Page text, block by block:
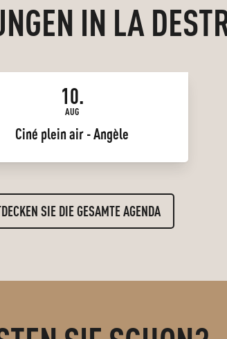
IN LA
10.
AUG
Ciné plein air - Angèle
SIE DIE GESAMTE AGENDA